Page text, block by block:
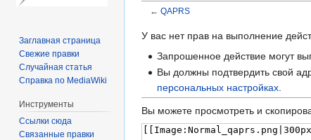
← QAPRS
Перейти
Перейти
У вас нет прав на выполнение
Запрошенное действие могут
Вы должны подтвердить свой
персональных настройках
Вы можете просмотреть и
Заглавная страница
Свежие правки
Случайная статья
Справка по MediaWiki
Инструменты
Ссылки сюда
Связанные правки